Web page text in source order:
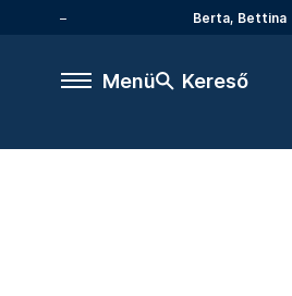
Berta, Bettina
Menü Kereső